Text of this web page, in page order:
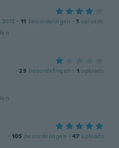
· 11 beoordelingen · 1 uploads
· 23 beoordelingen · 1 uploads
· 105 beoordelingen · 47 uploads